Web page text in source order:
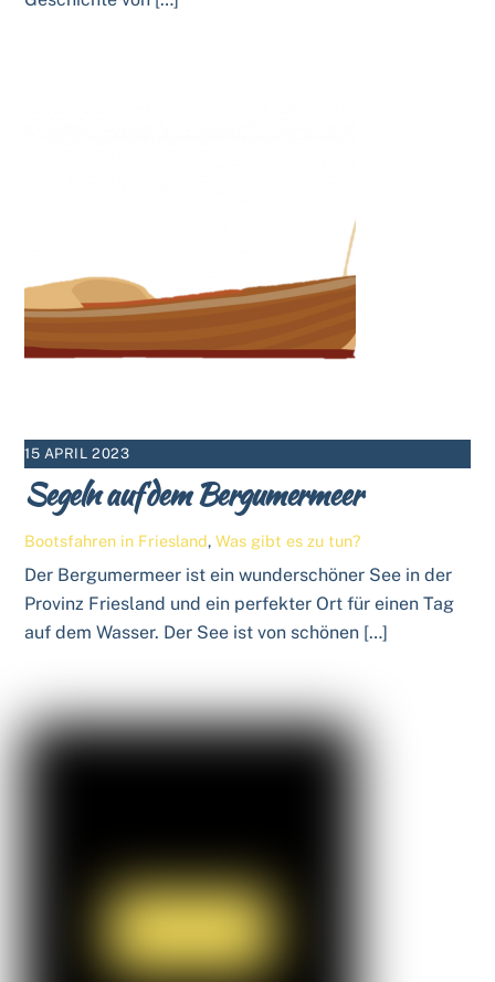
15 APRIL 2023
Segeln auf dem Bergumermeer
Bootsfahren in Friesland,Was gibt es zu tun?
Der Bergumermeer ist ein wunderschöner See in der
Provinz Friesland und ein perfekter Ort für einen Tag
auf dem Wasser. Der See ist von schönen […]